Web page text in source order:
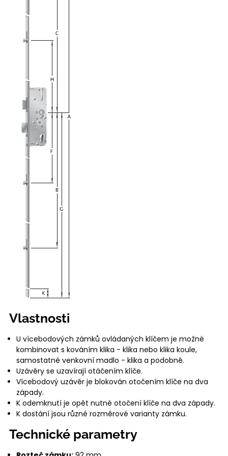
Vlastnosti
U vícebodových zámků ovládaných klíčem je možné
kombinovat s kováním klika - klika nebo klika koule,
samostatné venkovní madlo - klika a podobně.
Uzávěry se uzavírají otáčením klíče.
Vícebodový uzávěr je blokován otočením klíče na dva
západy.
K odemknutí je opět nutné otočení klíče na dva západy.
K dostání jsou různé rozměrové varianty zámku.
Technické parametry